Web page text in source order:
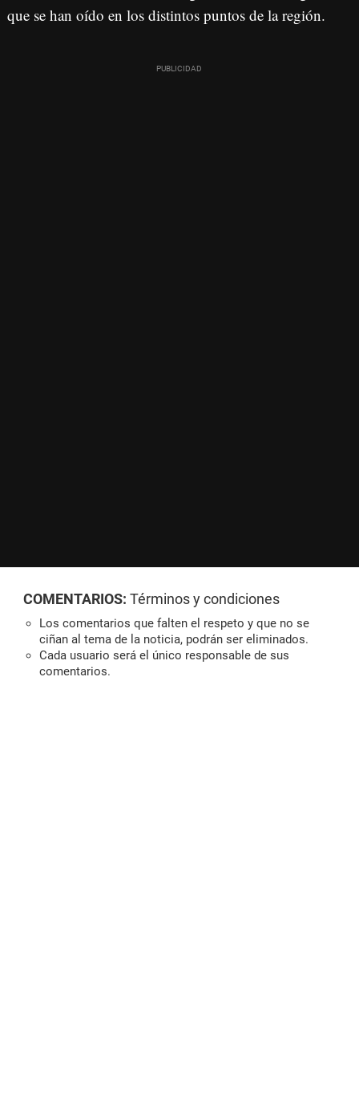
que se han oído en los distintos puntos de la región.
COMENTARIOS: Términos y condiciones
Los comentarios que falten el respeto y que no se
ciñan al tema de la noticia, podrán ser eliminados.
Cada usuario será el único responsable de sus
comentarios.